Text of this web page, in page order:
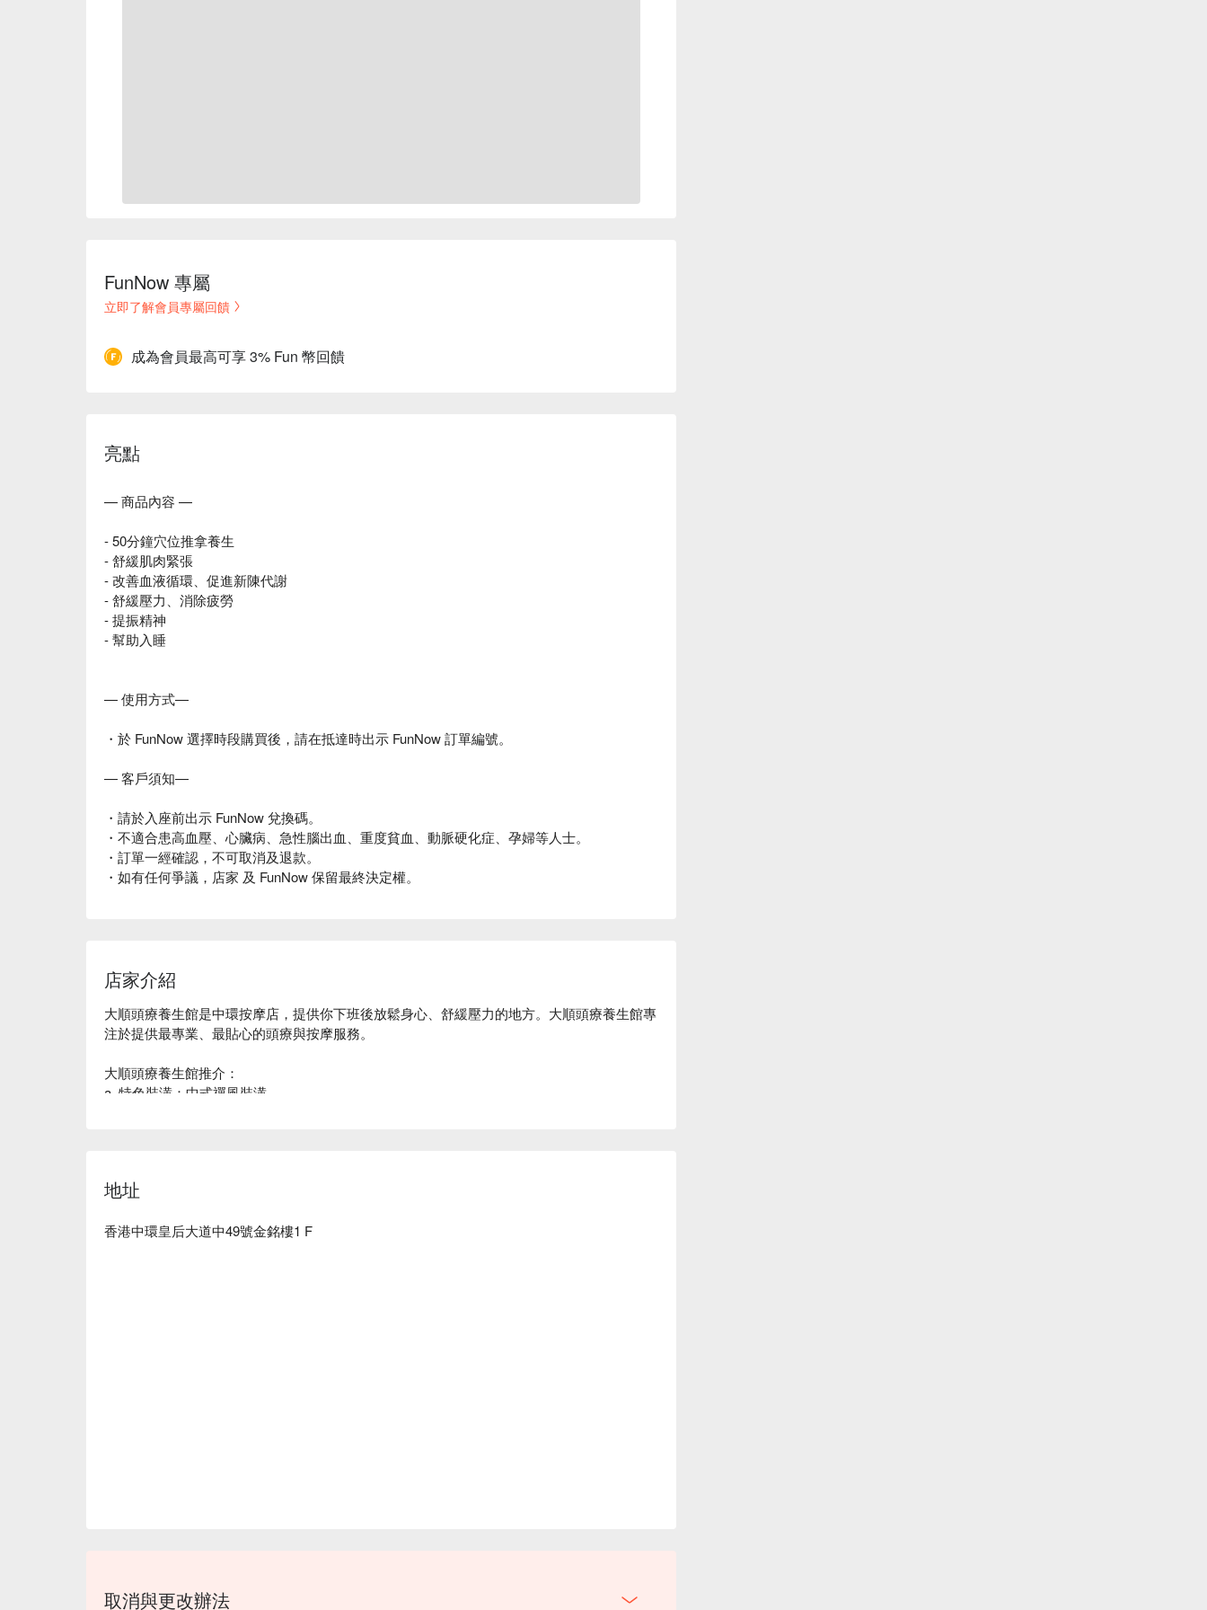
FunNow 專屬
立即了解會員專屬回饋
成為會員最高可享 3% Fun 幣回饋
亮點
— 商品內容 —
- 50分鐘穴位推拿養生
- 舒緩肌肉緊張
- 改善血液循環、促進新陳代謝
- 舒緩壓力、消除疲勞
- 提振精神
- 幫助入睡
— 使用方式—
・於 FunNow 選擇時段購買後，請在抵達時出示 FunNow 訂單編號。
— 客戶須知—
・請於入座前出示 FunNow 兌換碼。
・不適合患高血壓、心臟病、急性腦出血、重度貧血、動脈硬化症、孕婦等人士。
・訂單一經確認，不可取消及退款。
・如有任何爭議，店家 及 FunNow 保留最終決定權。
店家介紹
大順頭療養生館是中環按摩店，提供你下班後放鬆身心、舒緩壓力的地方。大順頭療養生館專
注於提供最專業、最貼心的頭療與按摩服務。
大順頭療養生館推介：
a. 特色裝潢：中式禪風裝潢
地址
香港中環皇后大道中49號金銘樓1 F
取消與更改辦法